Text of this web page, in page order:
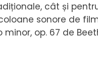
cât și
sonore de
op. 67 de